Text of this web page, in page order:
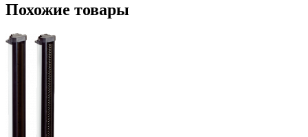
Похожие товары